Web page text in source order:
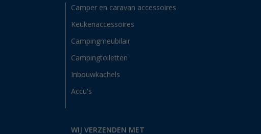
Camper en caravan accessoires
Keukenaccessoires
Campingmeubilair
Campingtoiletten
Inbouwkachels
Accu's
WIJ VERZENDEN MET